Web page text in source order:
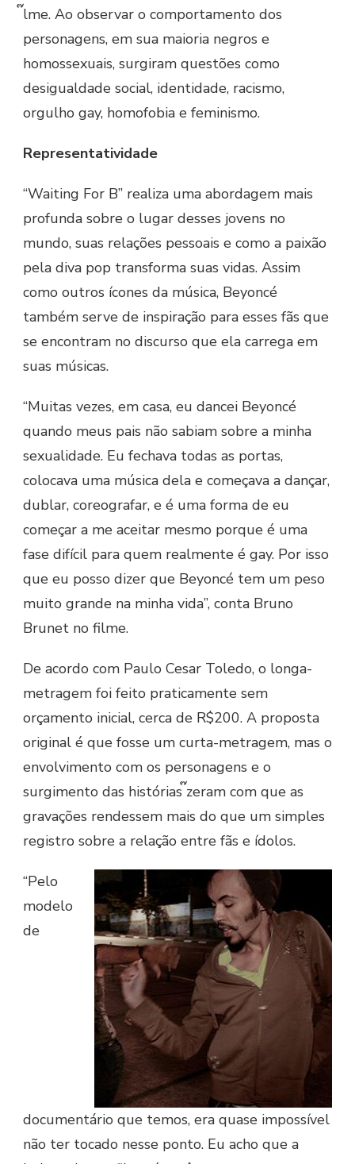
๊lme. Ao observar o comportamento dos
personagens, em sua maioria negros e
homossexuais, surgiram questões como
desigualdade social, identidade, racismo,
orgulho gay, homofobia e feminismo.
Representatividade
“Waiting For B” realiza uma abordagem mais
profunda sobre o lugar desses jovens no
mundo, suas relações pessoais e como a paixão
pela diva pop transforma suas vidas. Assim
como outros ícones da música, Beyoncé
também serve de inspiração para esses fãs que
se encontram no discurso que ela carrega em
suas músicas.
“Muitas vezes, em casa, eu dancei Beyoncé
quando meus pais não sabiam sobre a minha
sexualidade. Eu fechava todas as portas,
colocava uma música dela e começava a dançar,
dublar, coreografar, e é uma forma de eu
começar a me aceitar mesmo porque é uma
fase difícil para quem realmente é gay. Por isso
que eu posso dizer que Beyoncé tem um peso
muito grande na minha vida”, conta Bruno
Brunet no filme.
De acordo com Paulo Cesar Toledo, o longa-
metragem foi feito praticamente sem
orçamento inicial, cerca de R$200. A proposta
original é que fosse um curta-metragem, mas o
envolvimento com os personagens e o
surgimento das histórias ๊zeram com que as
gravações rendessem mais do que um simples
registro sobre a relação entre fãs e ídolos.
“Pelo
modelo
de
documentário que temos, era quase impossível
não ter tocado nesse ponto. Eu acho que a